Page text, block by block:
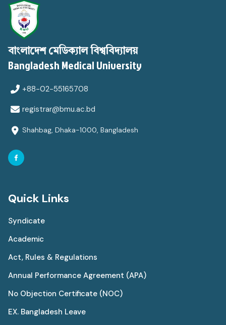
বাংলাদেশ মেডিক্যাল বিশ্ববিদ্যালয়
Bangladesh Medical University
+88-02-55165708
registrar@bmu.ac.bd
Shahbag, Dhaka-1000, Bangladesh
Quick Links
Syndicate
Academic
Act, Rules & Regulations
Annual Performance Agreement (APA)
No Objection Certificate (NOC)
EX. Bangladesh Leave